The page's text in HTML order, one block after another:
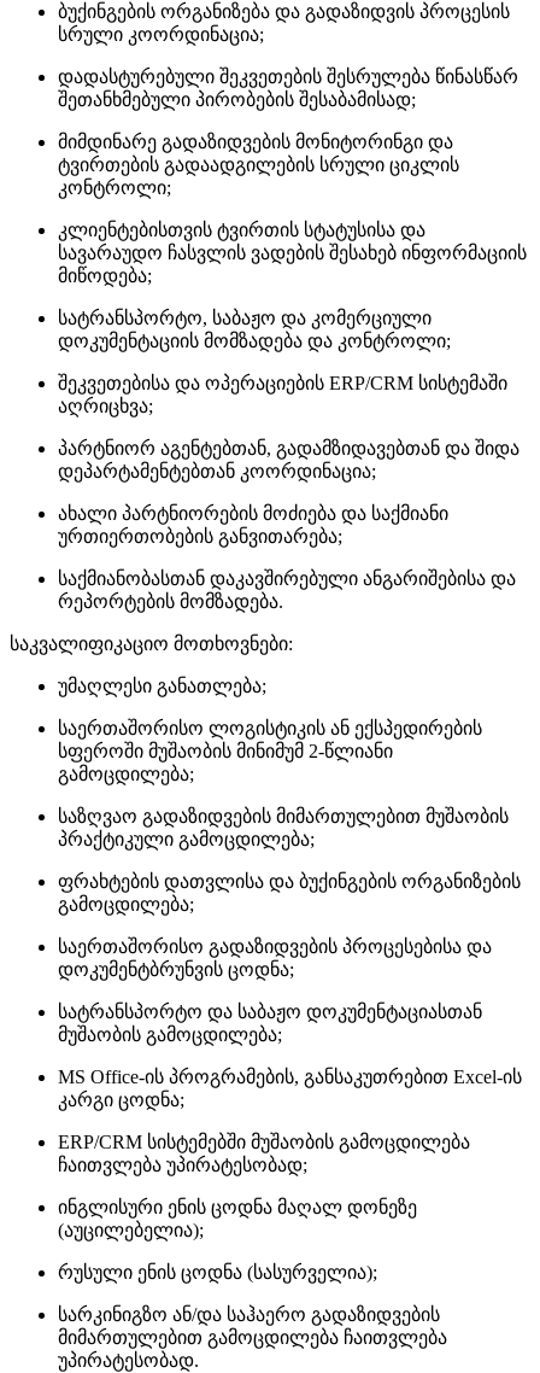
ბუქინგების ორგანიზება და გადაზიდვის პროცესის
სრული კოორდინაცია;
დადასტურებული შეკვეთების შესრულება წინასწარ
შეთანხმებული პირობების შესაბამისად;
მიმდინარე გადაზიდვების მონიტორინგი და
ტვირთების გადაადგილების სრული ციკლის
კონტროლი;
კლიენტებისთვის ტვირთის სტატუსისა და
სავარაუდო ჩასვლის ვადების შესახებ ინფორმაციის
მიწოდება;
სატრანსპორტო, საბაჟო და კომერციული
დოკუმენტაციის მომზადება და კონტროლი;
შეკვეთებისა და ოპერაციების ERP/CRM სისტემაში
აღრიცხვა;
პარტნიორ აგენტებთან, გადამზიდავებთან და შიდა
დეპარტამენტებთან კოორდინაცია;
ახალი პარტნიორების მოძიება და საქმიანი
ურთიერთობების განვითარება;
საქმიანობასთან დაკავშირებული ანგარიშებისა და
რეპორტების მომზადება.
საკვალიფიკაციო მოთხოვნები:
უმაღლესი განათლება;
საერთაშორისო ლოგისტიკის ან ექსპედირების
სფეროში მუშაობის მინიმუმ 2-წლიანი
გამოცდილება;
საზღვაო გადაზიდვების მიმართულებით მუშაობის
პრაქტიკული გამოცდილება;
ფრახტების დათვლისა და ბუქინგების ორგანიზების
გამოცდილება;
საერთაშორისო გადაზიდვების პროცესებისა და
დოკუმენტბრუნვის ცოდნა;
სატრანსპორტო და საბაჟო დოკუმენტაციასთან
მუშაობის გამოცდილება;
MS Office-ის პროგრამების, განსაკუთრებით Excel-ის
კარგი ცოდნა;
ERP/CRM სისტემებში მუშაობის გამოცდილება
ჩაითვლება უპირატესობად;
ინგლისური ენის ცოდნა მაღალ დონეზე
(აუცილებელია);
რუსული ენის ცოდნა (სასურველია);
სარკინიგზო ან/და საჰაერო გადაზიდვების
მიმართულებით გამოცდილება ჩაითვლება
უპირატესობად.